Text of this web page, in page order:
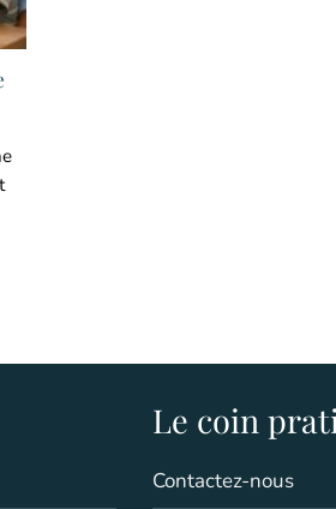
Le coin
Contactez-nous